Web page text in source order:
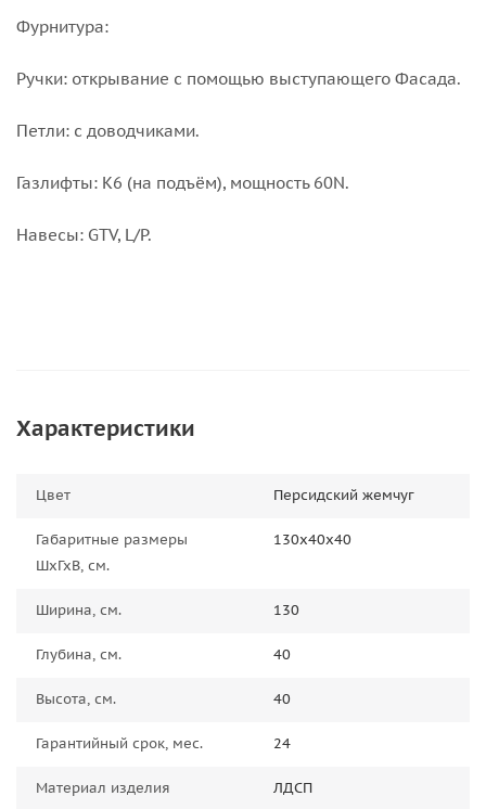
Фурнитура:
Ручки: открывание с помощью выступающего Фасада.
Петли: с доводчиками.
Газлифты: K6 (на подъём), мощность 60N.
Навесы: GTV, L/P.
Характеристики
Цвет Персидский жемчуг
Габаритные размеры
ШхГхВ, см.
130х40х40
Ширина, см. 130
Глубина, см. 40
Высота, см. 40
Гарантийный срок, мес. 24
Материал изделия ЛДСП